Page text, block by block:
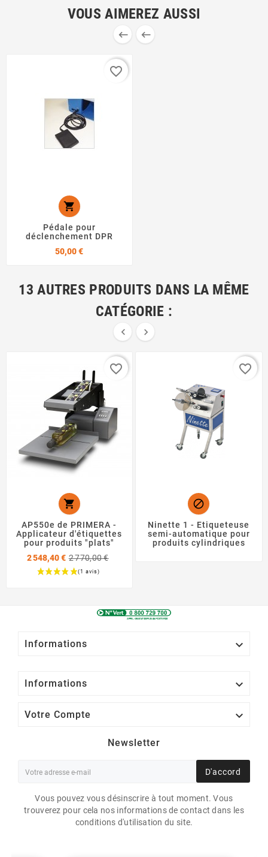
VOUS AIMEREZ AUSSI
 

Pédale pour
déclenchement DPR
50,00 €Prix
favorite_border
13 AUTRES PRODUITS DANS LA MÊME
CATÉGORIE :
 

AP550e de PRIMERA -
Applicateur d'étiquettes
pour produits "plats"
2 548,40 € 2 770,00 €
Prix
favorite_border

Ninette 1 - Etiqueteuse
semi-automatique pour
produits cylindriques
favorite_border
Informations 
Informations 
Votre Compte 
Newsletter
D'accord
Vous pouvez vous désinscrire à tout moment. Vous
trouverez pour cela nos informations de contact dans les
conditions d'utilisation du site.